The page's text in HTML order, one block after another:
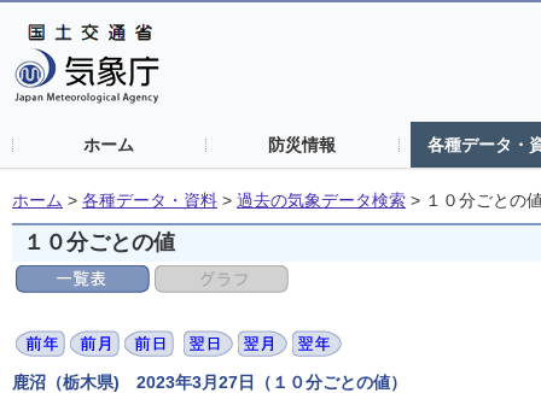
ホーム 防災情報 各種データ・
ホーム > 各種データ・資料 > 過去の気象データ検索 > １０分ごとの
１０分ごとの値
鹿沼（栃木県) 2023年3月27日（１０分ごとの値）